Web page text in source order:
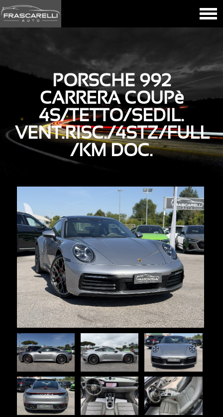
PORSCHE 992
CARRERA COUPè
4S/TETTO/SEDIL.
VENT.RISC./4STZ/FULL
/KM DOC.